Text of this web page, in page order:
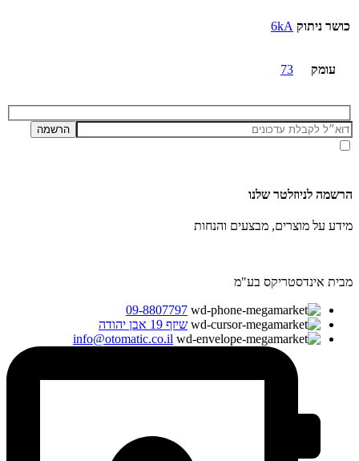
כושר ניתוק 6kA
עומק 73
הרשמה לניוזלטר שלנו
מידע על מוצרים, מבצעים והנחות
מבית אינדסטריקס בע"מ
09-8807797
שיזף 19 אבן יהודה
info@otomatic.co.il